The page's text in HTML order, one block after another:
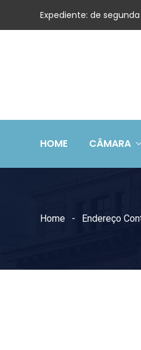
Expediente: de
HOME CÂMARA
Home Endereço